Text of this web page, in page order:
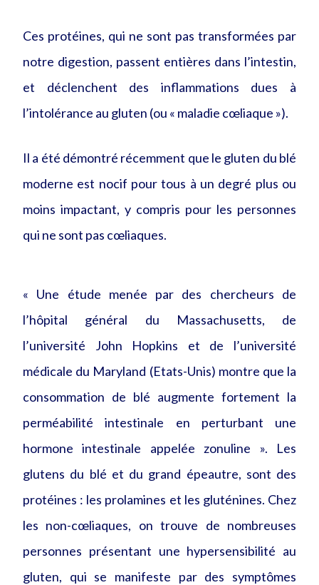
Ces protéines, qui ne sont pas transformées par
notre digestion, passent entières dans l’intestin,
et déclenchent des inflammations dues à
l’intolérance au gluten (ou « maladie cœliaque »).
Il a été démontré récemment que le gluten du blé
moderne est nocif pour tous à un degré plus ou
moins impactant, y compris pour les personnes
qui ne sont pas cœliaques.
« Une étude menée par des chercheurs de
l’hôpital général du Massachusetts, de
l’université John Hopkins et de l’université
médicale du Maryland (Etats-Unis) montre que la
consommation de blé augmente fortement la
perméabilité intestinale en perturbant une
hormone intestinale appelée zonuline ». Les
glutens du blé et du grand épeautre, sont des
protéines : les prolamines et les gluténines. Chez
les non-cœliaques, on trouve de nombreuses
personnes présentant une hypersensibilité au
gluten, qui se manifeste par des symptômes